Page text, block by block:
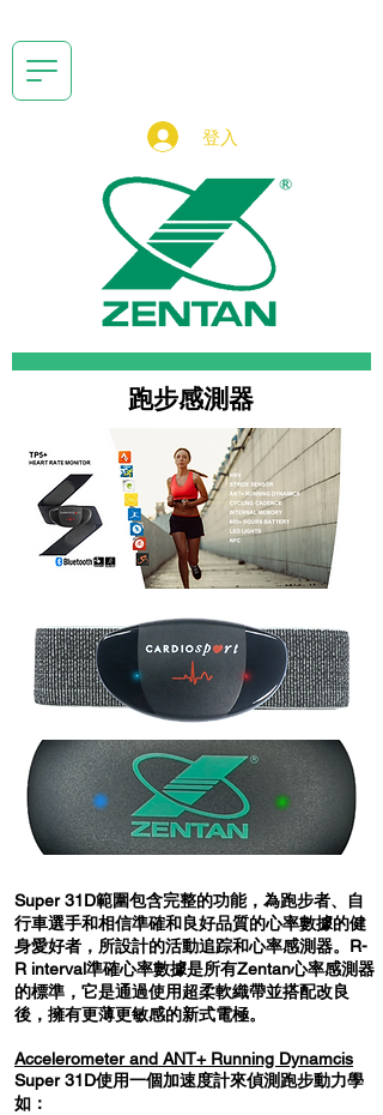
登入
​跑步感測器
Super 31D範圍包含完整的功能，為跑步者、自
行車選手和相信準確和良好品質的心率數據的健
身愛好者，所設計的活動追踪和心率感測器。R-
R interval準確心率數據是所有Zentan心率感測器
的標準，它是通過使用超柔軟織帶並搭配改良
後，擁有更薄更敏感的新式電極。
Accelerometer and ANT+ Running Dynamcis
Super 31D使用一個加速度計來偵測跑步動力學
如：